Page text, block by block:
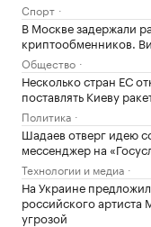
Спорт
В Москве задержали
криптообменников.
Общество
Несколько стран ЕС
поставлять Киеву
Политика
Шадаев отверг идею
мессенджер на
Технологии и медиа
На Украине
российского артиста
угрозой